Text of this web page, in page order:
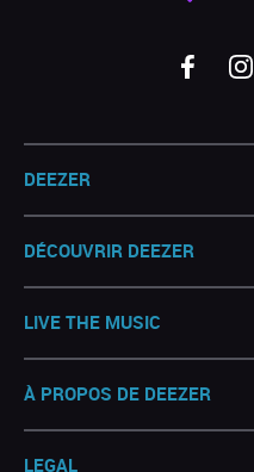
DEEZER
DÉCOUVRIR DEEZER
LIVE THE MUSIC
À PROPOS DE DEEZER
LEGAL